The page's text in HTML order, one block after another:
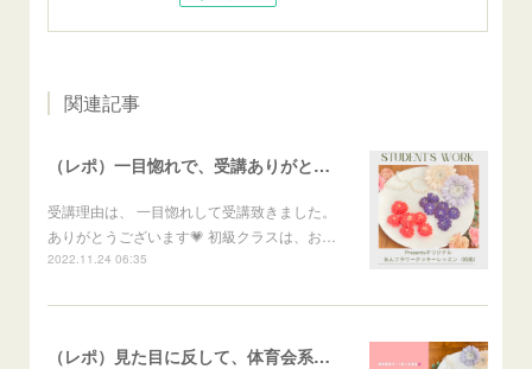
関連記事
（レポ）一目惚れで、受講ありがとうございます🙏
受講理由は、 一目惚れして受講致きました。
ありがとうございます💗 初級クラスは、お…
2022.11.24 06:35
（レポ）見た目に反して、体育会系な回（笑）